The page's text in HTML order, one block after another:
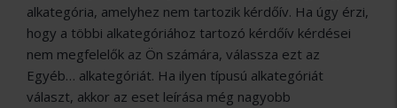
alkategória, amelyhez nem tartozik kérdőív. Ha úgy érzi,
hogy a többi alkategóriához tartozó kérdőív kérdései
nem megfelelők az Ön számára, válassza ezt az
Egyéb… alkategóriát. Ha ilyen típusú alkategóriát
választ, akkor az eset leírása még nagyobb